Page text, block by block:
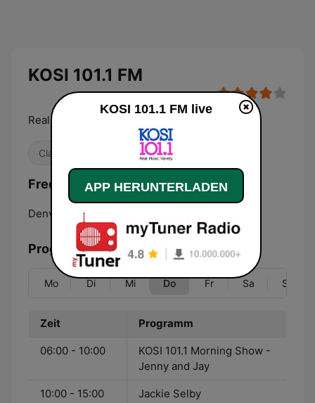
KOSI 101.1 FM
Real Music Variety
Classic Hits 90er
Frequenzen KOSI 101.1 FM:
Denver: 101.1 FM
Programmübersicht
Mo Di Mi Do Fr Sa So
Zeit Programm
06:00 - 10:00
KOSI 101.1 Morning Show -
Jenny and Jay
10:00 - 15:00 Jackie Selby
KOSI 101.1 FM live
APP HERUNTERLADEN